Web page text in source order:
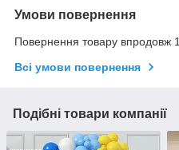
Умови повернення
Повернення товару впродовж
Всі умови повернення
Подібні товари компанії